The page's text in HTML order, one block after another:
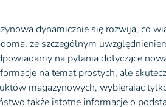
dynamicznie się rozwija, co
ze szczególnym
na pytania dotyczące
na temat prostych, ale
magazynowych, wybierając
także istotne informacje o